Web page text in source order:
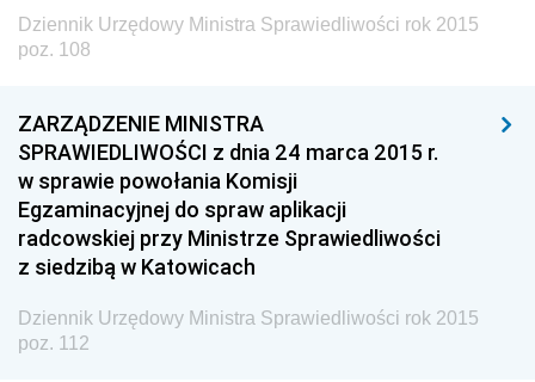
z 10 listopada 2015 pozycja 233
z 5 listopada 2015 pozycja 231
z 4 listopada 2015 pozycja 230
z 30 października 2015 pozycje 227-229
z 29 października 2015 pozycja 226
z 21 października 2015 pozycje 224-225
z 19 października 2015 pozycja 223
Dziennik Urzędowy Ministra Sprawiedliwości rok 2015
poz. 108
ZARZĄDZENIE MINISTRA
SPRAWIEDLIWOŚCI z dnia 24 marca 2015 r.
w sprawie powołania Komisji
Egzaminacyjnej do spraw aplikacji
radcowskiej przy Ministrze Sprawiedliwości
z siedzibą w Katowicach
Dziennik Urzędowy Ministra Sprawiedliwości rok 2015
poz. 112